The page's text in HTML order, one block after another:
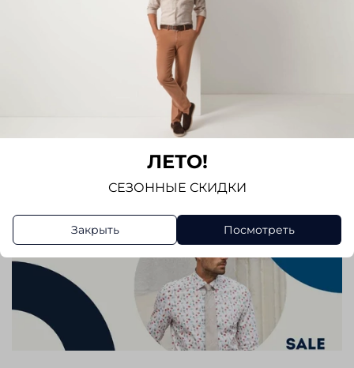
груди вышита фирменная эмблема FYNCH
HATTON – Дерево (символ Африки и
африканской саванны).
Прекрасно сочетается как с джинсами и
повседневными брюками в стиле casual так и с
классическими брюками. Под джемпер
рекомендуем выбирать сорочку с мягким
Отзывов еще никто не оставлял
ЛЕТО!
СЕЗОННЫЕ СКИДКИ
Закрыть Посмотреть